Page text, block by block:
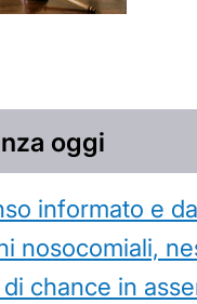
oggi
informato e
nosocomiali,
chance in